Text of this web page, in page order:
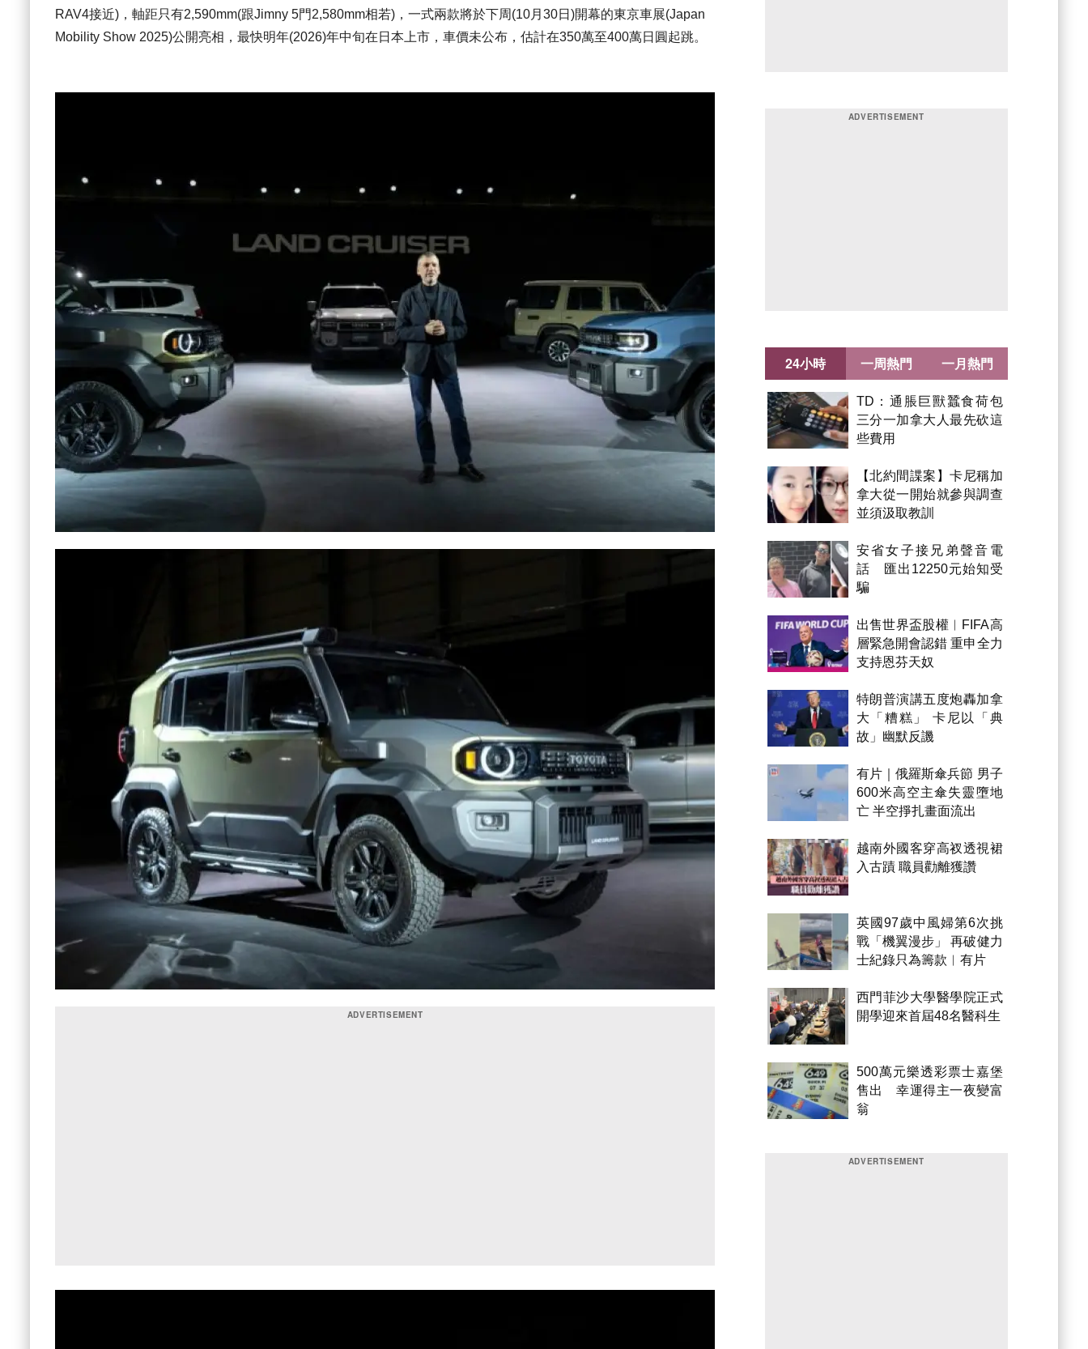
RAV4接近)，軸距只有2,590mm(跟Jimny 5門2,580mm相若)，一式兩款將於下周(10月30日)開幕的東京車展(Japan
Mobility Show 2025)公開亮相，最快明年(2026)年中旬在日本上市，車價未公布，估計在350萬至400萬日圓起跳。
24小時
TD：通脹巨獸蠶食荷包
三分一加拿大人最先砍這
些費用
【北約間諜案】卡尼稱加
拿大從一開始就參與調查
並須汲取教訓
安省女子接兄弟聲音電
話 匯出12250元始知受
騙
出售世界盃股權︱FIFA高
層緊急開會認錯 重申全力
支持恩芬天奴
特朗普演講五度炮轟加拿
大「糟糕」 卡尼以「典
故」幽默反譏
有片｜俄羅斯傘兵節 男子
600米高空主傘失靈墮地
亡 半空掙扎畫面流出
越南外國客穿高衩透視裙
入古蹟 職員勸離獲讚
英國97歲中風婦第6次挑
戰「機翼漫步」 再破健力
士紀錄只為籌款︱有片
西門菲沙大學醫學院正式
開學迎來首屆48名醫科生
500萬元樂透彩票士嘉堡
售出 幸運得主一夜變富
翁
一周熱門 一月熱門